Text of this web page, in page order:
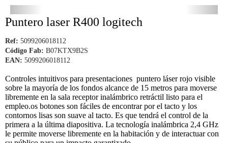
Puntero laser R400 logitech
Ref: 5099206018112
Código Fab: B07KTX9B2S
EAN: 5099206018112
Controles intuitivos para presentaciones puntero láser rojo visible
sobre la mayoría de los fondos alcance de 15 metros para moverse
libremente en la sala receptor inalámbrico retráctil listo para el
empleo.os botones son fáciles de encontrar por el tacto y los
contornos lisas son suave al tacto. Es que tendrá el control de la
primera a la última diapositiva. La tecnología inalámbrica 2,4 GHz
le permite moverse libremente en la habitación y de interactuar con